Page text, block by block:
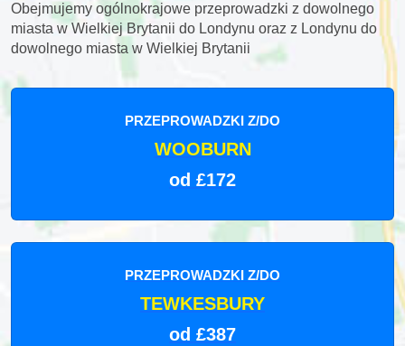
Obejmujemy ogólnokrajowe przeprowadzki z dowolnego
miasta w Wielkiej Brytanii do Londynu oraz z Londynu do
dowolnego miasta w Wielkiej Brytanii
PRZEPROWADZKI Z/DO
WOOBURN
od £172
PRZEPROWADZKI Z/DO
TEWKESBURY
od £387